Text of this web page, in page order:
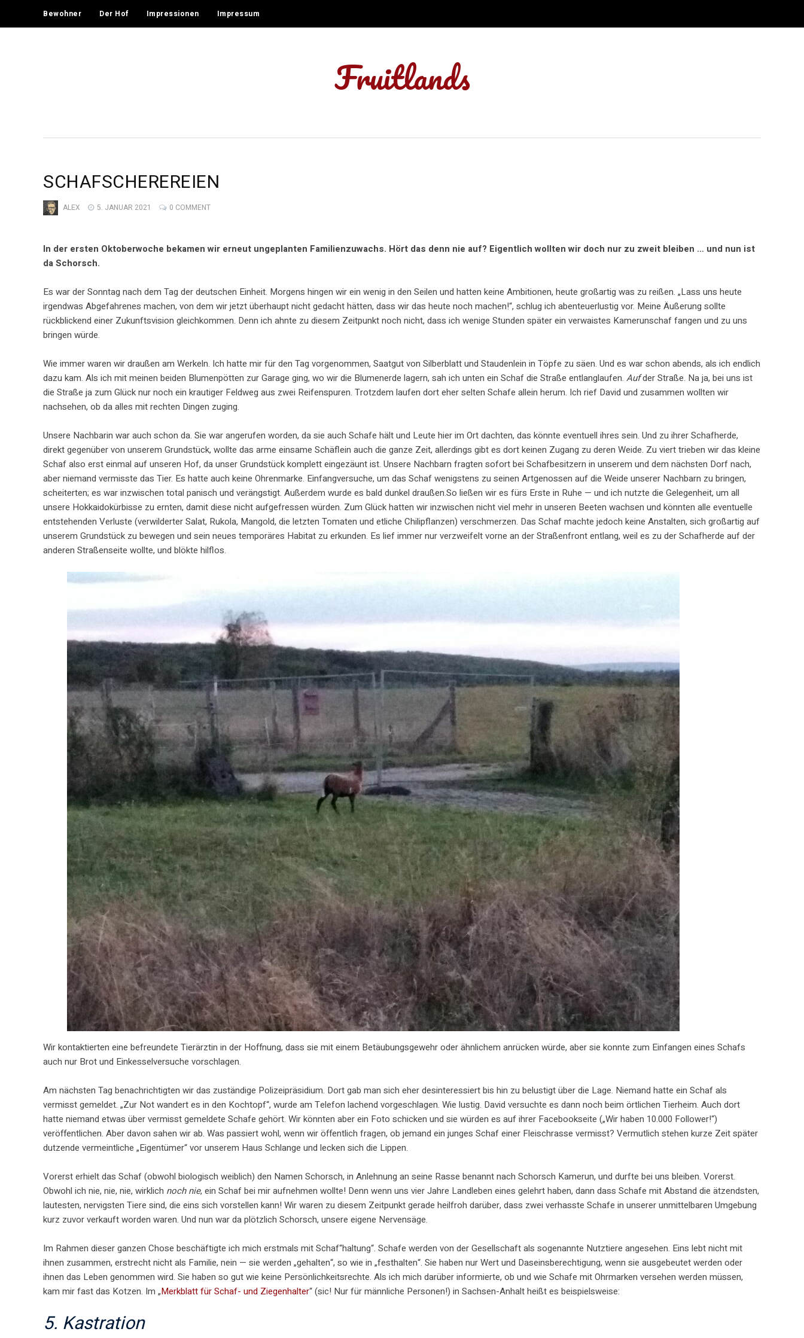
Bewohner Der Hof Impressionen Impressum
Fruitlands
SCHAFSCHEREREIEN
ALEX 5. JANUAR 2021 0 COMMENT
In der ersten Oktoberwoche bekamen wir erneut ungeplanten Familienzuwachs. Hört das denn nie auf? Eigentlich wollten wir doch nur zu zweit bleiben … und nun ist
da Schorsch.
Es war der Sonntag nach dem Tag der deutschen Einheit. Morgens hingen wir ein wenig in den Seilen und hatten keine Ambitionen, heute großartig was zu reißen. „Lass uns heute
irgendwas Abgefahrenes machen, von dem wir jetzt überhaupt nicht gedacht hätten, dass wir das heute noch machen!“, schlug ich abenteuerlustig vor. Meine Äußerung sollte
rückblickend einer Zukunftsvision gleichkommen. Denn ich ahnte zu diesem Zeitpunkt noch nicht, dass ich wenige Stunden später ein verwaistes Kamerunschaf fangen und zu uns
bringen würde.
Wie immer waren wir draußen am Werkeln. Ich hatte mir für den Tag vorgenommen, Saatgut von Silberblatt und Staudenlein in Töpfe zu säen. Und es war schon abends, als ich endlich
dazu kam. Als ich mit meinen beiden Blumenpötten zur Garage ging, wo wir die Blumenerde lagern, sah ich unten ein Schaf die Straße entlanglaufen. Aufder Straße. Na ja, bei uns ist
die Straße ja zum Glück nur noch ein krautiger Feldweg aus zwei Reifenspuren. Trotzdem laufen dort eher selten Schafe allein herum. Ich rief David und zusammen wollten wir
nachsehen, ob da alles mit rechten Dingen zuging.
Unsere Nachbarin war auch schon da. Sie war angerufen worden, da sie auch Schafe hält und Leute hier im Ort dachten, das könnte eventuell ihres sein. Und zu ihrer Schafherde,
direkt gegenüber von unserem Grundstück, wollte das arme einsame Schäflein auch die ganze Zeit, allerdings gibt es dort keinen Zugang zu deren Weide. Zu viert trieben wir das kleine
Schaf also erst einmal auf unseren Hof, da unser Grundstück komplett eingezäunt ist. Unsere Nachbarn fragten sofort bei Schafbesitzern in unserem und dem nächsten Dorf nach,
aber niemand vermisste das Tier. Es hatte auch keine Ohrenmarke. Einfangversuche, um das Schaf wenigstens zu seinen Artgenossen auf die Weide unserer Nachbarn zu bringen,
scheiterten; es war inzwischen total panisch und verängstigt. Außerdem wurde es bald dunkel draußen.So ließen wir es fürs Erste in Ruhe — und ich nutzte die Gelegenheit, um all
unsere Hokkaidokürbisse zu ernten, damit diese nicht aufgefressen würden. Zum Glück hatten wir inzwischen nicht viel mehr in unseren Beeten wachsen und könnten alle eventuelle
entstehenden Verluste (verwilderter Salat, Rukola, Mangold, die letzten Tomaten und etliche Chilipflanzen) verschmerzen. Das Schaf machte jedoch keine Anstalten, sich großartig auf
unserem Grundstück zu bewegen und sein neues temporäres Habitat zu erkunden. Es lief immer nur verzweifelt vorne an der Straßenfront entlang, weil es zu der Schafherde auf der
anderen Straßenseite wollte, und blökte hilflos.
Wir kontaktierten eine befreundete Tierärztin in der Hoffnung, dass sie mit einem Betäubungsgewehr oder ähnlichem anrücken würde, aber sie konnte zum Einfangen eines Schafs
auch nur Brot und Einkesselversuche vorschlagen.
Am nächsten Tag benachrichtigten wir das zuständige Polizeipräsidium. Dort gab man sich eher desinteressiert bis hin zu belustigt über die Lage. Niemand hatte ein Schaf als
vermisst gemeldet. „Zur Not wandert es in den Kochtopf“, wurde am Telefon lachend vorgeschlagen. Wie lustig. David versuchte es dann noch beim örtlichen Tierheim. Auch dort
hatte niemand etwas über vermisst gemeldete Schafe gehört. Wir könnten aber ein Foto schicken und sie würden es auf ihrer Facebookseite („Wir haben 10.000 Follower!“)
veröffentlichen. Aber davon sahen wir ab. Was passiert wohl, wenn wir öffentlich fragen, ob jemand ein junges Schaf einer Fleischrasse vermisst? Vermutlich stehen kurze Zeit später
dutzende vermeintliche „Eigentümer“ vor unserem Haus Schlange und lecken sich die Lippen.
Vorerst erhielt das Schaf (obwohl biologisch weiblich) den Namen Schorsch, in Anlehnung an seine Rasse benannt nach Schorsch Kamerun, und durfte bei uns bleiben. Vorerst.
Obwohl ich nie, nie, nie, wirklich noch nie, ein Schaf bei mir aufnehmen wollte! Denn wenn uns vier Jahre Landleben eines gelehrt haben, dann dass Schafe mit Abstand die ätzendsten,
lautesten, nervigsten Tiere sind, die eins sich vorstellen kann! Wir waren zu diesem Zeitpunkt gerade heilfroh darüber, dass zwei verhasste Schafe in unserer unmittelbaren Umgebung
kurz zuvor verkauft worden waren. Und nun war da plötzlich Schorsch, unsere eigene Nervensäge.
Im Rahmen dieser ganzen Chose beschäftigte ich mich erstmals mit Schaf“haltung“. Schafe werden von der Gesellschaft als sogenannte Nutztiere angesehen. Eins lebt nicht mit
ihnen zusammen, erstrecht nicht als Familie, nein — sie werden „gehalten“, so wie in „festhalten“. Sie haben nur Wert und Daseinsberechtigung, wenn sie ausgebeutet werden oder
ihnen das Leben genommen wird. Sie haben so gut wie keine Persönlichkeitsrechte. Als ich mich darüber informierte, ob und wie Schafe mit Ohrmarken versehen werden müssen,
kam mir fast das Kotzen. Im „Merkblatt für Schaf- und Ziegenhalter“ (sic! Nur für männliche Personen!) in Sachsen-Anhalt heißt es beispielsweise:
5. Kastration